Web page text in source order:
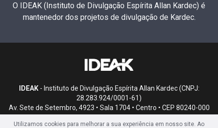
O IDEAK (Instituto de Divulgação Espírita Allan Kardec) é
mantenedor dos projetos de divulgação de Kardec.
IDEAK- Instituto de Divulgação Espírita Allan Kardec (CNPJ:
28.283.924/0001-61)
Av. Sete de Setembro, 4923 • Sala 1704 • Centro • CEP 80240-000
Utilizamos cookies para melhorar a sua experiência em nosso site. Ao